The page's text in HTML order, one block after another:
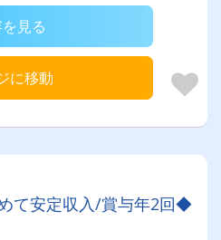
見る
に移動
て安定収入/賞与年2回◆